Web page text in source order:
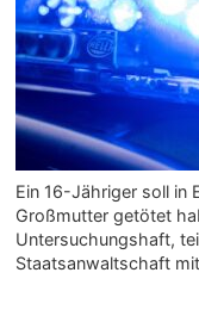
Ein 16-Jähriger soll in
Großmutter getötet
Untersuchungshaft,
Staatsanwaltschaft